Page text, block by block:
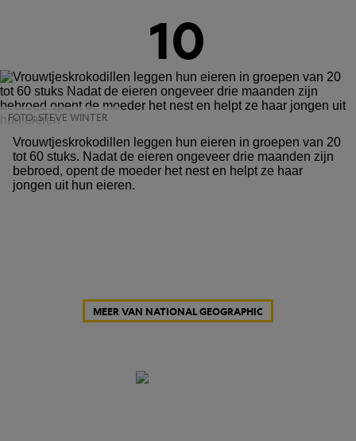
10
FOTO: STEVE WINTER
Vrouwtjeskrokodillen leggen hun eieren in groepen van 20
tot 60 stuks. Nadat de eieren ongeveer drie maanden zijn
bebroed, opent de moeder het nest en helpt ze haar
jongen uit hun eieren.
MEER VAN NATIONAL GEOGRAPHIC